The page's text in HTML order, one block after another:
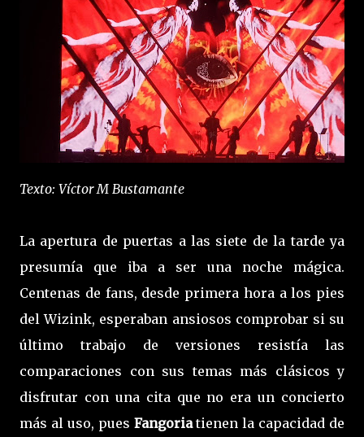
Texto: Víctor M Bustamante
La apertura de puertas a las siete de la tarde ya
presumía que iba a ser una noche mágica.
Centenas de fans, desde primera hora a los pies
del Wizink, esperaban ansiosos comprobar si su
último trabajo de versiones resistía las
comparaciones con sus temas más clásicos y
disfrutar con una cita que no era un concierto
más al uso, pues Fangoriatienen la capacidad de